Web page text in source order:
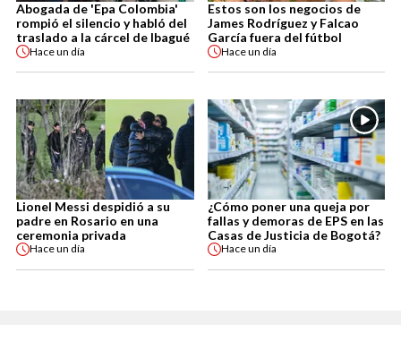
Abogada de 'Epa Colombia'
rompió el silencio y habló del
traslado a la cárcel de Ibagué
Haceun día
Estos son los negocios de
James Rodríguez y Falcao
García fuera del fútbol
Haceun día
Lionel Messi despidió a su
padre en Rosario en una
ceremonia privada
Haceun día
¿Cómo poner una queja por
fallas y demoras de EPS en las
Casas de Justicia de Bogotá?
Haceun día